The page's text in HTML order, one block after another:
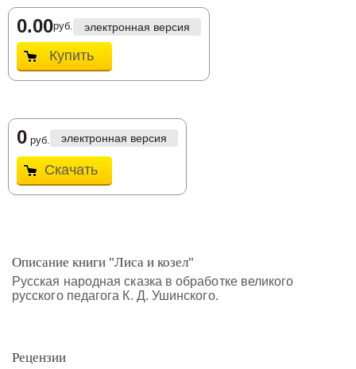
0.00руб. электронная версия
Купить
0 руб. электронная версия
Скачать
Описание книги "Лиса и козел"
Русская народная сказка в обработке великого
русского педагога К. Д. Ушинского.
Рецензии